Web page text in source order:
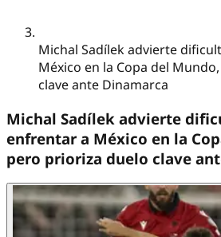
Michal Sadílek advierte
México en la Copa del
clave ante Dinamarca
Michal Sadílek advierte
enfrentar a México en la
pero prioriza duelo clave